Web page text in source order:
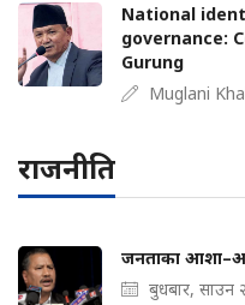
National
governance:
Gurung
Muglani
राजनीति
जनताका
बुधबार, साउन